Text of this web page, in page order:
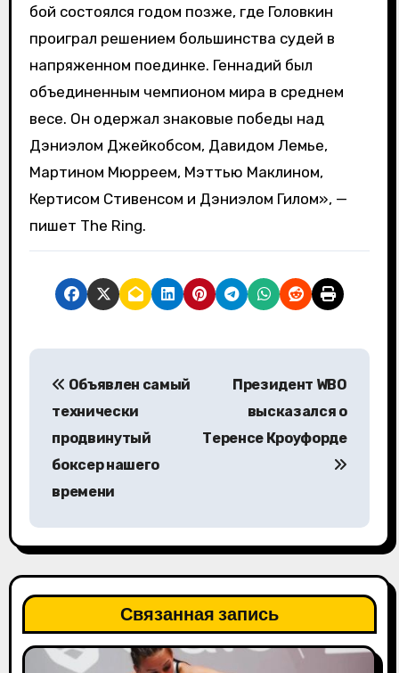
бой состоялся годом позже, где Головкин
проиграл решением большинства судей в
напряженном поединке. Геннадий был
объединенным чемпионом мира в среднем
весе. Он одержал знаковые победы над
Дэниэлом Джейкобсом, Давидом Лемье,
Мартином Мюрреем, Мэттью Маклином,
Кертисом Стивенсом и Дэниэлом Гилом», —
пишет The Ring.
Н
а
ц
я
Объявлен самый
технически
продвинутый
боксер нашего
времени
Президент WBO
высказался о
Теренсе Кроуфорде
Связанная запись